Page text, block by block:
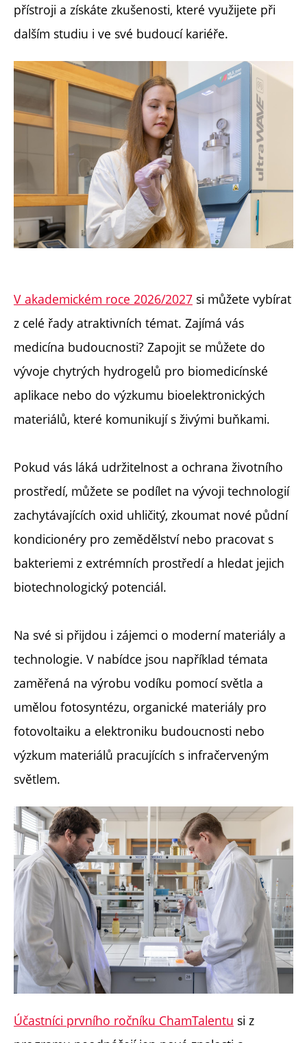
přístroji a získáte zkušenosti, které využijete při
dalším studiu i ve své budoucí kariéře.
V akademickém roce 2026/2027 si můžete vybírat
z celé řady atraktivních témat. Zajímá vás
medicína budoucnosti? Zapojit se můžete do
vývoje chytrých hydrogelů pro biomedicínské
aplikace nebo do výzkumu bioelektronických
materiálů, které komunikují s živými buňkami.
Pokud vás láká udržitelnost a ochrana životního
prostředí, můžete se podílet na vývoji technologií
zachytávajících oxid uhličitý, zkoumat nové půdní
kondicionéry pro zemědělství nebo pracovat s
bakteriemi z extrémních prostředí a hledat jejich
biotechnologický potenciál.
Na své si přijdou i zájemci o moderní materiály a
technologie. V nabídce jsou například témata
zaměřená na výrobu vodíku pomocí světla a
umělou fotosyntézu, organické materiály pro
fotovoltaiku a elektroniku budoucnosti nebo
výzkum materiálů pracujících s infračerveným
světlem.
Účastníci prvního ročníku ChamTalentu si z